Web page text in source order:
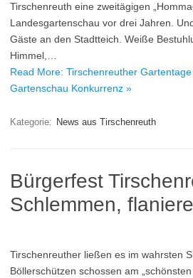
Tirschenreuth eine zweitägigen
Landesgartenschau vor drei Jahren.
Gäste an den Stadtteich. Weiße
Himmel,…
Read More: Tirschenreuther
Gartenschau Konkurrenz »
Kategorie: News aus Tirschenreuth
Bürgerfest
Schlemmen,
Tirschenreuther ließen es im wahrsten
Böllerschützen schossen am